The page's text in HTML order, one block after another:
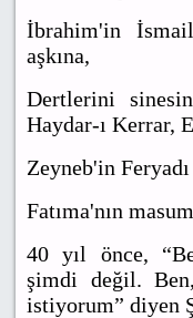
İbrahim'in
aşkına,
Dertlerini
Haydar-ı Kerrar,
Zeyneb'in Feryadı
Fatıma'nın
40 yıl önce,
şimdi değil.
istiyorum” diyen